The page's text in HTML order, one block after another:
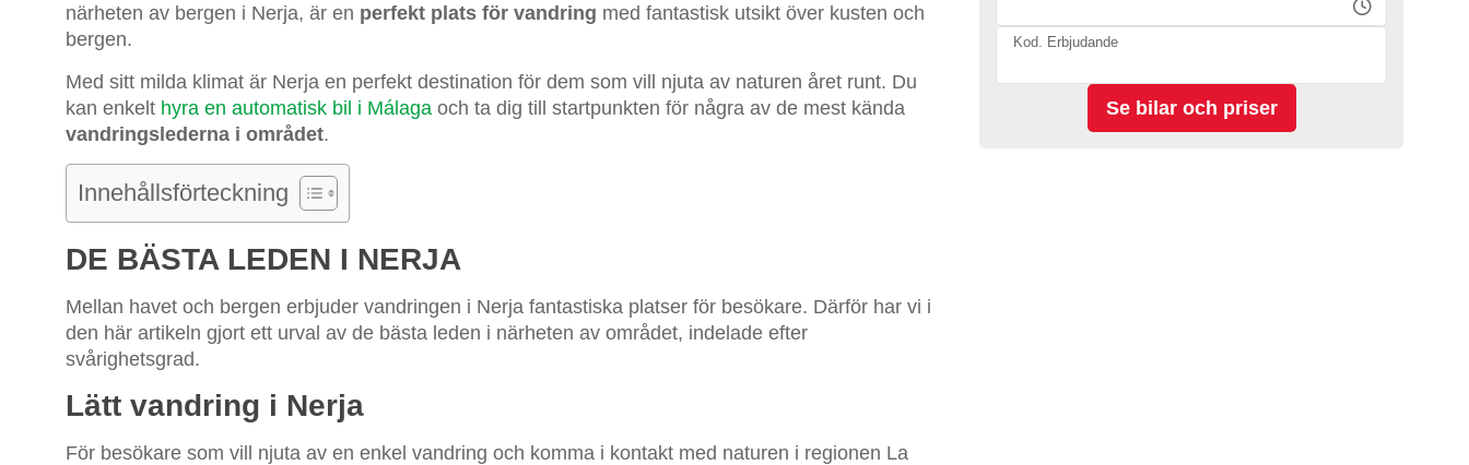
närheten av bergen i Nerja, är en perfekt plats för vandring med fantastisk utsikt över kusten och
bergen.
Med sitt milda klimat är Nerja en perfekt destination för dem som vill njuta av naturen året runt. Du
kan enkelt hyra en automatisk bil i Málaga och ta dig till startpunkten för några av de mest kända
vandringslederna i området.
Innehållsförteckning
DE BÄSTA LEDEN I NERJA
Mellan havet och bergen erbjuder vandringen i Nerja fantastiska platser för besökare. Därför har vi i
den här artikeln gjort ett urval av de bästa leden i närheten av området, indelade efter
svårighetsgrad.
Lätt vandring i Nerja
För besökare som vill njuta av en enkel vandring och komma i kontakt med naturen i regionen La
Kod. Erbjudande